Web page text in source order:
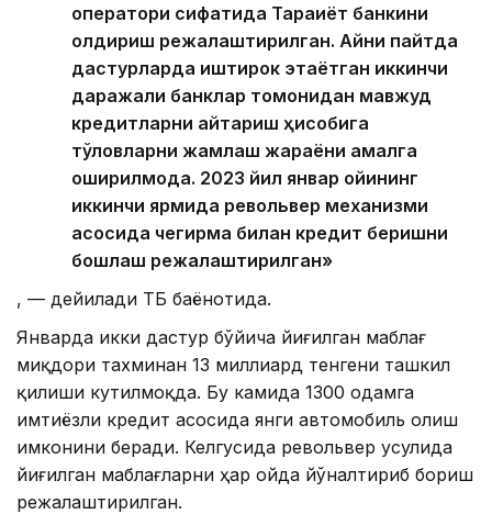
оператори сифатида Тараққиёт банкини
қолдириш режалаштирилган. Айни пайтда
дастурларда иштирок этаётган иккинчи
даражали банклар томонидан мавжуд
кредитларни қайтариш ҳисобига
тўловларни жамлаш жараёни амалга
оширилмоқда. 2023 йил январ ойининг
иккинчи ярмида револьвер механизми
асосида чегирма билан кредит беришни
бошлаш режалаштирилган»
, — дейилади ҚТБ баёнотида.
Январда икки дастур бўйича йиғилган маблағ
миқдори тахминан 13 миллиард тенгени ташкил
қилиши кутилмоқда. Бу камида 1300 одамга
имтиёзли кредит асосида янги автомобиль олиш
имконини беради. Келгусида револьвер усулида
йиғилган маблағларни ҳар ойда йўналтириб бориш
режалаштирилган.